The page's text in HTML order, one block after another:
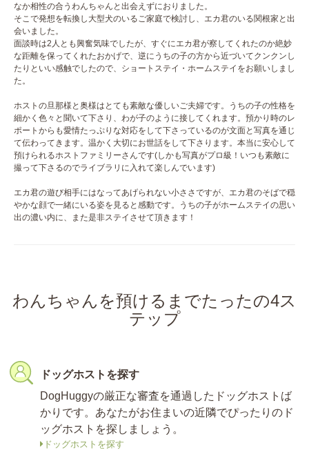
なか相性の合うわんちゃんと出会えずにおりました。
そこで発想を転換し大型犬のいるご家庭で検討し、エカ君のいる関根家と出
会いました。
面談時は2人とも興奮気味でしたが、すぐにエカ君が察してくれたのか絶妙
な距離を保ってくれたおかげで、逆にうちの子の方から近づいてクンクンし
たりといい感触でしたので、ショートステイ・ホームステイをお願いしまし
た。
ホストの旦那様と奥様はとても素敵な優しいご夫婦です。うちの子の性格を
細かく色々と聞いて下さり、わが子のように接してくれます。預かり時のレ
ポートからも愛情たっぷりな対応をして下さっているのが文面と写真を通じ
て伝わってきます。温かく大切にお世話をして下さります。本当に安心して
預けられるホストファミリーさんです(しかも写真がプロ級！いつも素敵に
撮って下さるのでライブラリに入れて楽しんでいます)
エカ君の遊び相手にはなってあげられない小ささですが、エカ君のそばで穏
やかな顔で一緒にいる姿を見ると感動です。うちの子がホームステイの思い
出の濃い内に、また是非ステイさせて頂きます！
わんちゃんを預けるまでたったの4ス
テップ
ドッグホストを探す
DogHuggyの厳正な審査を通過したドッグホストば
かりです。あなたがお住まいの近隣でぴったりのド
ッグホストを探しましょう。
ドッグホストを探す